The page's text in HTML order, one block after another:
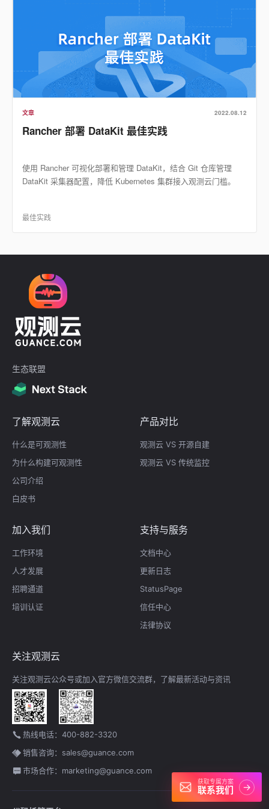
文章 2022.08.12
Rancher 部署 DataKit 最佳实践
使用 Rancher 可视化部署和管理 DataKit，结合 Git 仓库管理
DataKit 采集器配置，降低 Kubernetes 集群接入观测云门槛。
最佳实践
获取专属方案
联系我们 →
生态联盟
了解观测云
什么是可观测性
为什么构建可观测性
公司介绍
白皮书
产品对比
观测云 VS 开源自建
观测云 VS 传统监控
加入我们
工作环境
人才发展
招聘通道
培训认证
支持与服务
文档中心
更新日志
StatusPage
信任中心
法律协议
关注观测云
关注观测云公众号或加入官方微信交流群，了解最新活动与资讯
热线电话：400-882-3320
销售咨询：sales@guance.com
市场合作：marketing@guance.com